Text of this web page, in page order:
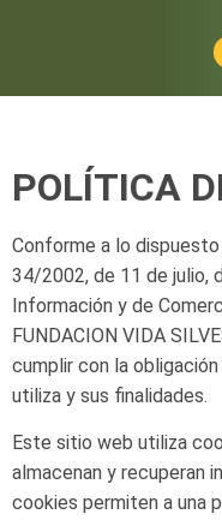
POLÍTICA
Conforme a lo
34/2002, de 11 de julio,
Información y de
FUNDACION VIDA
cumplir con la obligación
utiliza y sus finalidades.
Este sitio web utiliza
almacenan y recuperan
cookies permiten a una